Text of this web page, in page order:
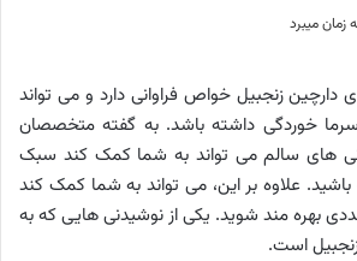
دارچین زنجبیل خواص فراوانی دارد و می تواند
سرما خوردگی داشته باشد. به گفته متخصصان
های سالم می تواند به شما کمک کند سبک
علاوه بر این، می تواند به شما کمک کند
بهره مند شوید. یکی از نوشیدنی هایی که به
است.